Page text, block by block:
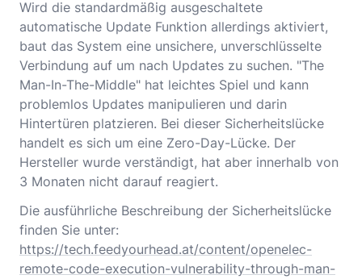
Wird die standardmäßig ausgeschaltete
automatische Update Funktion allerdings aktiviert,
baut das System eine unsichere, unverschlüsselte
Verbindung auf um nach Updates zu suchen. "The
Man-In-The-Middle" hat leichtes Spiel und kann
problemlos Updates manipulieren und darin
Hintertüren platzieren. Bei dieser Sicherheitslücke
handelt es sich um eine Zero-Day-Lücke. Der
Hersteller wurde verständigt, hat aber innerhalb von
3 Monaten nicht darauf reagiert.
Die ausführliche Beschreibung der Sicherheitslücke
finden Sie unter:
https://tech.feedyourhead.at/content/openelec-
remote-code-execution-vulnerability-through-man-